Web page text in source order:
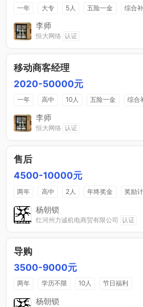
一年 大专 5人 五险一金
综合
销售奖金李师
恒大网络 认证
移动商客经理
2020-50000元
一年 高中 10人 五险一金
综合
销售奖金李师
恒大网络 认证
售后
4500-10000元
两年 高中 2人 年终奖金
奖励
法定节假日
杨朝锁
红河州力诚机电商贸有限公司 认证
导购
3500-9000元
两年 学历不限 10人
节日福利
带薪年假
年终奖
杨朝锁